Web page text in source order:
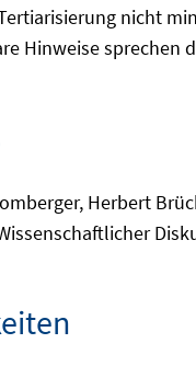
nicht
Hinweise sprechen
Herbert